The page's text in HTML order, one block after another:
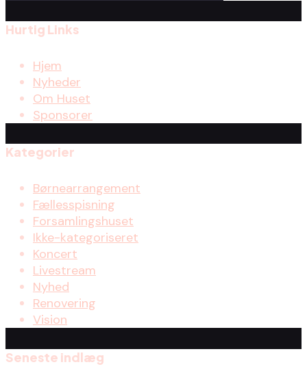
Hurtig Links
Hjem
Nyheder
Om Huset
Sponsorer
Kategorier
Børnearrangement
Fællesspisning
Forsamlingshuset
Ikke-kategoriseret
Koncert
Livestream
Nyhed
Renovering
Vision
Seneste indlæg